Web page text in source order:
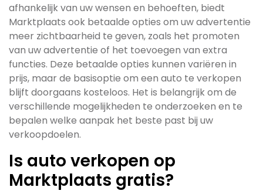
afhankelijk van uw wensen en behoeften, biedt
Marktplaats ook betaalde opties om uw advertentie
meer zichtbaarheid te geven, zoals het promoten
van uw advertentie of het toevoegen van extra
functies. Deze betaalde opties kunnen variëren in
prijs, maar de basisoptie om een auto te verkopen
blijft doorgaans kosteloos. Het is belangrijk om de
verschillende mogelijkheden te onderzoeken en te
bepalen welke aanpak het beste past bij uw
verkoopdoelen.
Is auto verkopen op
Marktplaats gratis?